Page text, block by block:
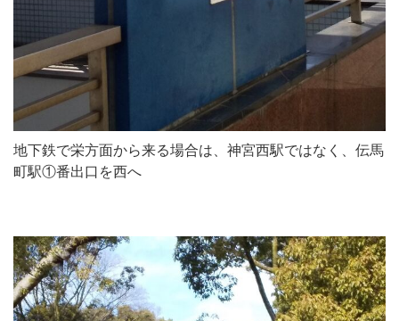
地下鉄で栄方面から来る場合は、神宮西駅ではなく、伝馬
町駅①番出口を西へ